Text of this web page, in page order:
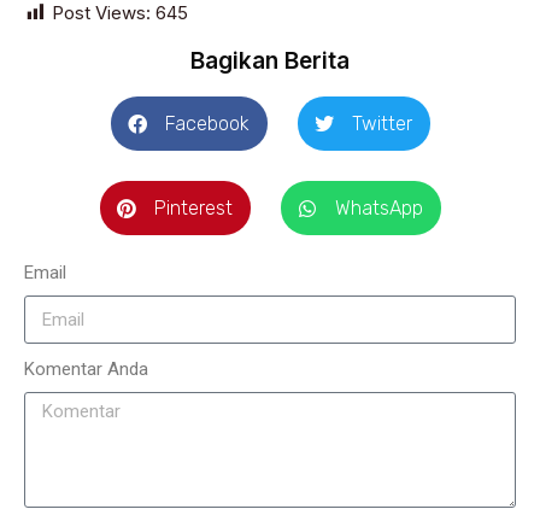
Post Views: 645
Bagikan Berita
Facebook Twitter
Pinterest WhatsApp
Email
Komentar Anda